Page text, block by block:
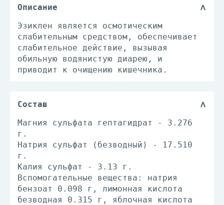
Описание
Эзиклен является осмотическим
слабительным средством, обеспечивает
слабительное действие, вызывая
обильную водянистую диарею, и
приводит к очищению кишечника.
Состав
Магния сульфата гептагидрат - 3.276
г.
Натрия сульфат (безводный) - 17.510
г.
Калия сульфат - 3.13 г.
Вспомогательные вещества: натрия
бензоат 0.098 г, лимонная кислота
безводная 0.315 г, яблочная кислота